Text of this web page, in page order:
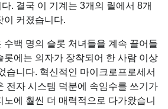
. 결국 이 기계는 3개의 릴에서 8개
이 커졌습니다.
수백 명의 슬롯 처녀들을 계속 끌어들
롯에는 의자가 장착되어 한 사람 이상
습니다. 혁신적인 마이크로프로세서
전자 시스템 덕분에 속임수를 쓰기가
에 훨씬 더 매력적으로 다가왔습니